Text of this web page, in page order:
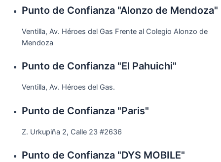
Punto de Confianza "Alonzo de Mendoza"
Ventilla, Av. Héroes del Gas Frente al Colegio Alonzo de
Mendoza
Punto de Confianza "El Pahuichi"
Ventilla, Av. Héroes del Gas.
Punto de Confianza "Paris"
Z. Urkupiña 2, Calle 23 #2636
Punto de Confianza "DYS MOBILE"